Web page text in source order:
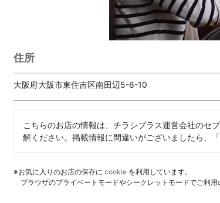
住所
大阪府大阪市東住吉区南田辺5-6-10
こちらのお店の情報は、チラシプラス運営会社のセ
解ください。掲載情報に間違いがございましたら、「
※お気に入りのお店の保存に cookie を利用しています。
ブラウザのプライベートモードやシークレットモードでご利